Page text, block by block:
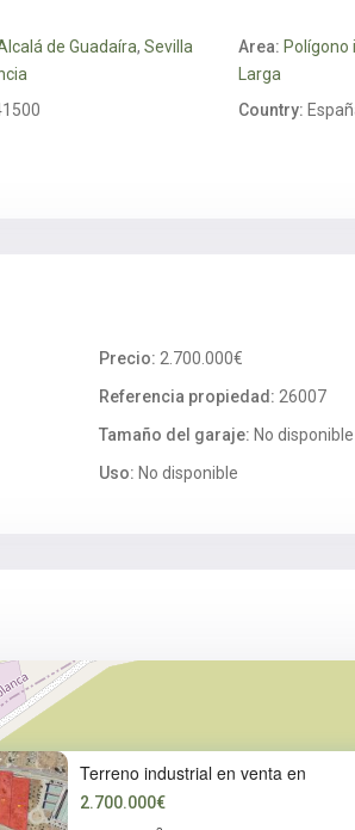
de Guadaíra, Sevilla
Area: Polígono
Larga
Country:
Precio: 2.700.000€
Referencia propiedad: 26007
Tamaño del garaje: No disponible
Uso: No disponible
Terreno industrial en venta en
2.700.000€